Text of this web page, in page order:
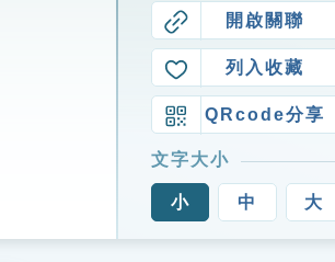
開啟關聯
列入收藏
QRcode分享
文字大小
小 中 大